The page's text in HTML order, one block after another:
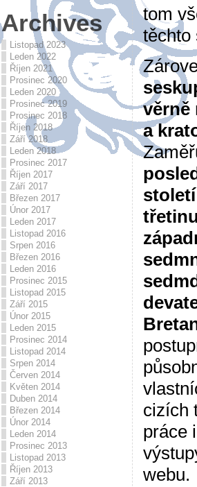
Archives
Listopad 2023
Leden 2022
Říjen 2021
Prosinec 2020
Leden 2020
Prosinec 2019
Prosinec 2018
Říjen 2018
Září 2018
Leden 2018
Prosinec 2017
Říjen 2017
Září 2017
Březen 2017
Únor 2017
Leden 2017
Listopad 2016
Srpen 2016
Březen 2016
Leden 2016
Prosinec 2015
Listopad 2015
Září 2015
Únor 2015
Leden 2015
Prosinec 2014
Listopad 2014
Srpen 2014
Červen 2014
Květen 2014
Duben 2014
Březen 2014
Únor 2014
Leden 2014
Prosinec 2013
Listopad 2013
Říjen 2013
Září 2013
tom
těchto
věrně
a
cizích
práce
webu.